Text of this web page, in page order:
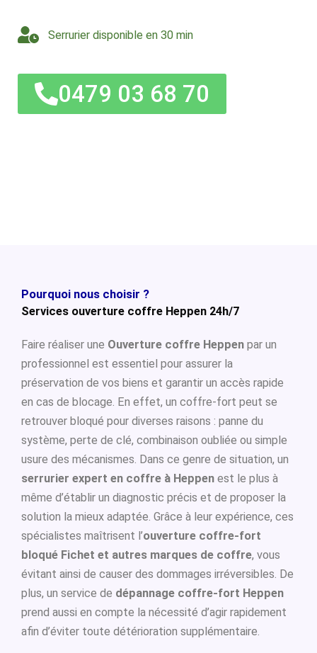
Serrurier disponible en 30 min
0479 03 68 70
Pourquoi nous choisir ?
Services ouverture coffre Heppen 24h/7
Faire réaliser une Ouverture coffre Heppen par un
professionnel est essentiel pour assurer la
préservation de vos biens et garantir un accès rapide
en cas de blocage. En effet, un coffre-fort peut se
retrouver bloqué pour diverses raisons : panne du
système, perte de clé, combinaison oubliée ou simple
usure des mécanismes. Dans ce genre de situation, un
serrurier expert en coffre à Heppen est le plus à
même d’établir un diagnostic précis et de proposer la
solution la mieux adaptée. Grâce à leur expérience, ces
spécialistes maîtrisent l’ouverture coffre-fort
bloqué Fichet et autres marques de coffre, vous
évitant ainsi de causer des dommages irréversibles. De
plus, un service de dépannage coffre-fort Heppen
prend aussi en compte la nécessité d’agir rapidement
afin d’éviter toute détérioration supplémentaire.